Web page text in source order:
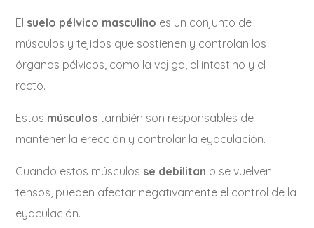
El suelo pélvico masculino es un conjunto de
músculos y tejidos que sostienen y controlan los
órganos pélvicos, como la vejiga, el intestino y el
recto.
Estos músculos también son responsables de
mantener la erección y controlar la eyaculación.
Cuando estos músculos se debilitan o se vuelven
tensos, pueden afectar negativamente el control de la
eyaculación.